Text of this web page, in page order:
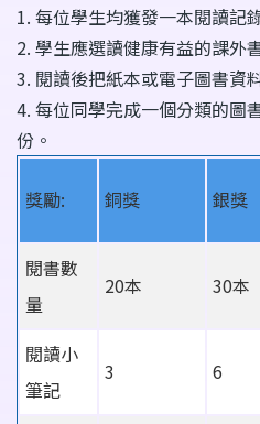
1. 每位學生均獲發一本閱讀記
2. 學生應選讀健康有益的課外
3. 閱讀後把紙本或電子圖書資
4. 每位同學完成一個分類的圖
份。
獎勵: 銅獎 銀獎
閱書數
量
20本 30本
閱讀小
筆記
3 6